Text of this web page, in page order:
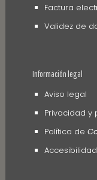
Factura
Validez de
Información legal
Aviso legal
Privacidad
Política de
Accesibilidad